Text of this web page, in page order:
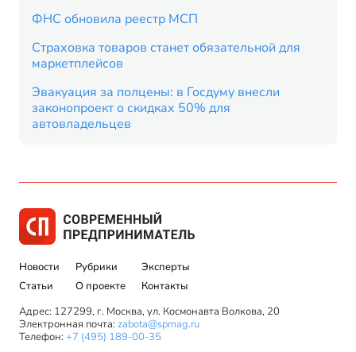
ФНС обновила реестр МСП
Страховка товаров станет обязательной для
маркетплейсов
Эвакуация за полцены: в Госдуму внесли
законопроект о скидках 50% для
автовладельцев
Новости
Статьи
Рубрики
О проекте
Эксперты
Контакты
Адрес: 127299, г. Москва, ул. Космонавта Волкова, 20
Электронная почта: zabota@spmag.ru
Телефон: +7 (495) 189-00-35